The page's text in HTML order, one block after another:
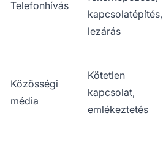
Telefonhívás
kapcsolatépítés,
lezárás
Közösségi
média
Kötetlen
kapcsolat,
emlékeztetés